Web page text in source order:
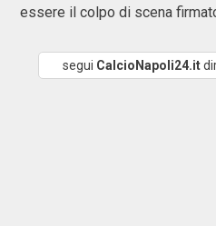
essere il colpo di scena
segui CalcioNapoli24.it